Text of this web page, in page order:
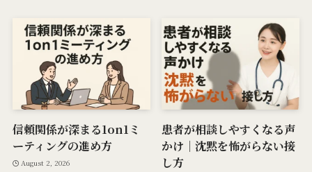
信頼関係が深まる1on1ミ
ーティングの進め方
August 2, 2026
患者が相談しやすくなる声
かけ｜沈黙を怖がらない接
し方